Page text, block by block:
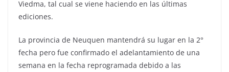
Viedma, tal cual se viene haciendo en las últimas
ediciones.
La provincia de Neuquen mantendrá su lugar en la 2°
fecha pero fue confirmado el adelantamiento de una
semana en la fecha reprogramada debido a las